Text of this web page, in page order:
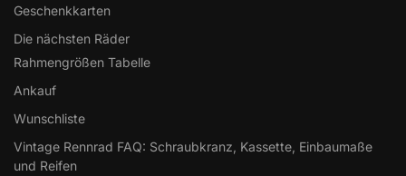
Geschenkkarten
Die nächsten Räder
Rahmengrößen Tabelle
Ankauf
Wunschliste
Vintage Rennrad FAQ: Schraubkranz, Kassette, Einbaumaße
und Reifen